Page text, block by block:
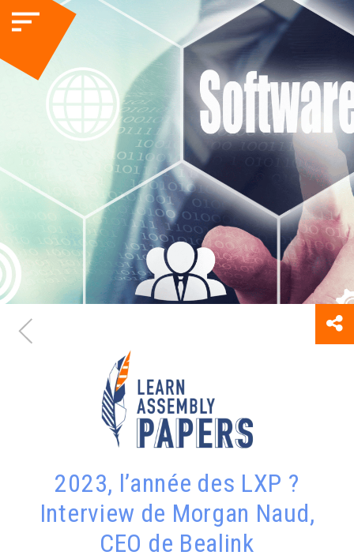
2023, l’année des LXP ?
Interview de Morgan Naud,
CEO de Bealink